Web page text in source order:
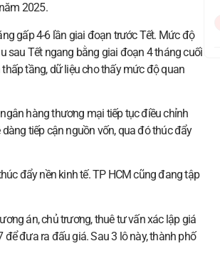
2025.
gấp 4-6 lần giai đoạn trước Tết. Mức độ
sau Tết ngang bằng giai đoạn 4 tháng cuối
tầng, dữ liệu cho thấy mức độ quan
hàng thương mại tiếp tục điều chỉnh
tiếp cận nguồn vốn, qua đó thúc đẩy
đẩy nền kinh tế. TP HCM cũng đang tập
án, chủ trương, thuê tư vấn xác lập giá
đưa ra đấu giá. Sau 3 lô này, thành phố